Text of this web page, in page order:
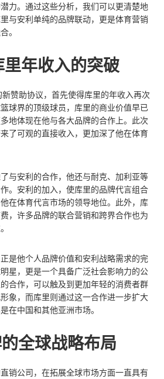
力。通过这些分析，我们可以更清楚地
与安利单纯的品牌联动，更是体育营销
。
里年收入的突破
赞助协议，首先使得库里的年收入再次
球界的顶级球员，库里的商业价值早已
地体现在他与各大品牌的合作上。此次
了可观的直接收入，更加深了他在体育
与安利的合作，他还与耐克、加利亚等
。安利的加入，使库里的品牌代言组合
在体育代言市场的领导地位。此外，库
，许多品牌的联合营销和跨界合作也为
是他个人品牌价值和安利战略需求的完
星，更是一个具备广泛社会影响力的公
合作，可以触及到更加年轻的消费者群
象，而库里则通过这一合作进一步扩大
在中国和其他亚洲市场。
全球战略布局
销公司，在拓展全球市场方面一直具有